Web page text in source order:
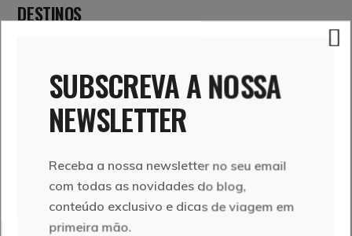
DESTINOS
ROTEIROS
SUBSCREVA A NOSSA
NEWSLETTER
Receba a nossa newsletter no seu email
com todas as novidades do blog,
conteúdo exclusivo e dicas de viagem em
primeira mão.